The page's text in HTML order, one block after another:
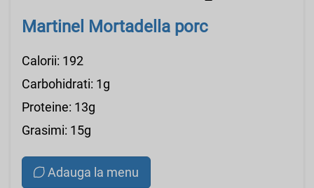
Martinel Mortadella porc
Calorii: 192
Carbohidrati: 1g
Proteine: 13g
Grasimi: 15g
Adauga la menu